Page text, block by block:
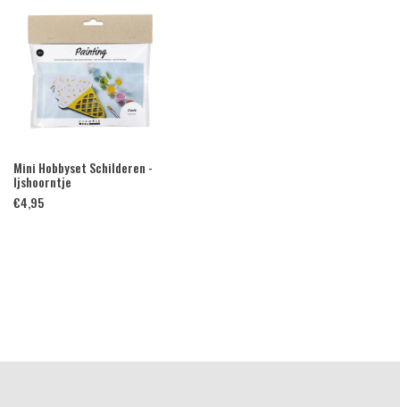
Mini Hobbyset Schilderen -
Ijshoorntje
€4,95